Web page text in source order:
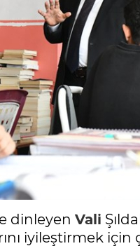
dinleyen Vali
iyileştirmek için